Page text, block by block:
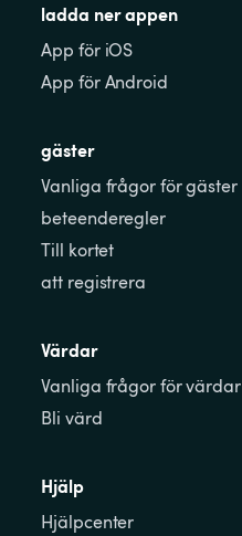
ladda ner appen
App för iOS
App för Android
gäster
Vanliga frågor för gäster
beteenderegler
Till kortet
att registrera
Värdar
Vanliga frågor för värdar
Bli värd
Hjälp
Hjälpcenter